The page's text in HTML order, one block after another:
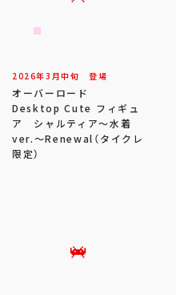
2026年3 月中旬 登場
オーバーロード
Desktop Cute フィギュ
ア シャルティア～水着
ver.～Renewal（タイクレ
限定）